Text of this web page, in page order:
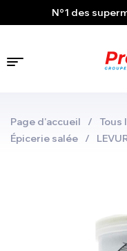
N°1 des
Page d'accueil / Tous
Épicerie salée
/